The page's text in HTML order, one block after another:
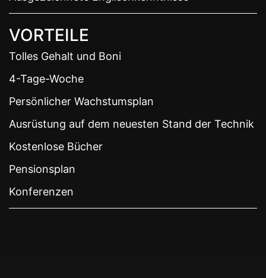
VORTEILE
Tolles Gehalt und Boni
4-Tage-Woche
Persönlicher Wachstumsplan
Ausrüstung auf dem neuesten Stand der Technik
Kostenlose Bücher
Pensionsplan
Konferenzen